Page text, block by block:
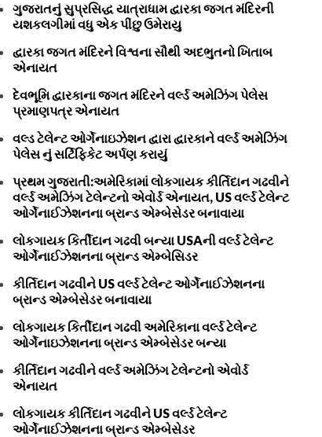
ગુજરાતનું સુપ્રસિદ્ધ યાત્રાધામ દ્વારકા જગત મંદિરની
યશકલગીમાં વધુ એક પીંછુ ઉમેરાયુ
દ્વારકા જગત મંદિરને વિશ્વના સૌથી અદભુતનો ખિતાબ
એનાયત
દેવભૂમિ દ્વારકાના જગત મંદિરને વર્લ્ડ અમેઝિંગ પેલેસ
પ્રમાણપત્ર એનાયત
વલ્ડ ટેલેન્ટ ઓર્ગેનાઇઝેશન દ્વારા દ્વારકાને વર્લ્ડ અમેઝિંગ
પેલેસ નું સર્ટિફિકેટ અર્પણ કરાયું
પ્રથમ ગુજરાતી:અમેરિકામાં લોકગાયક કીર્તિદાન ગઢવીને
વર્લ્ડ અમેઝિંગ ટેલેન્ટનો એવોર્ડ એનાયત, US વર્લ્ડ ટેલેન્ટ
ઓર્ગેનાઈઝેશનના બ્રાન્ડ એમ્બેસેડર બનાવાયા
લોકગાયક કિર્તીદાન ગઢવી બન્યા USAની વર્લ્ડ ટેલેન્ટ
ઓર્ગેનાઈઝેશનના બ્રાન્ડ એમ્બેસિડર
કીર્તિદાન ગઢવીને US વર્લ્ડ ટેલેન્ટ ઓર્ગેનાઈઝેશનના
બ્રાન્ડ એમ્બેસેડર બનાવાયા
લોકગાયક કિર્તીદાન ગઢવી અમેરિકાના વર્લ્ડ ટેલેન્ટ
ઓર્ગેનાઇઝેશનના બ્રાન્ડ એમ્બેસેડર બન્યા
કીર્તિદાન ગઢવીને વર્લ્ડ અમેઝિંગ ટેલેન્ટનો એવોર્ડ
એનાયત
લોકગાયક કીર્તિદાન ગઢવીને US વર્લ્ડ ટેલેન્ટ
ઓર્ગેનાઈઝેશનના બ્રાન્ડ એમ્બેસેડર